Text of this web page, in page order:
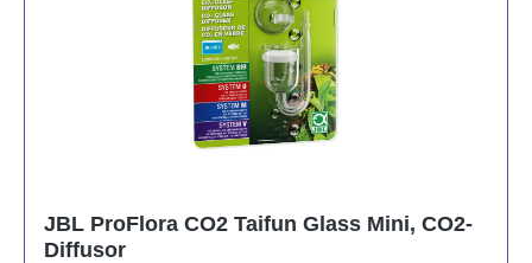
JBL ProFlora CO2 Taifun Glass Mini, CO2-
Diffusor